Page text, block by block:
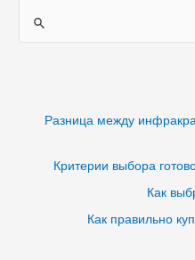
Разница между
Критерии выбора
Как